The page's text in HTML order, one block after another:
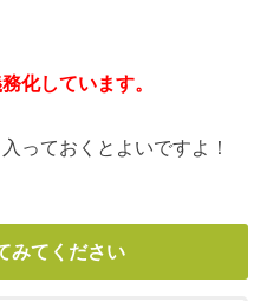
化しています。
っておくとよいですよ！
みてください